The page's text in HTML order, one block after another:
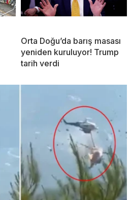
Orta Doğu’da barış masası
yeniden kuruluyor! Trump
tarih verdi